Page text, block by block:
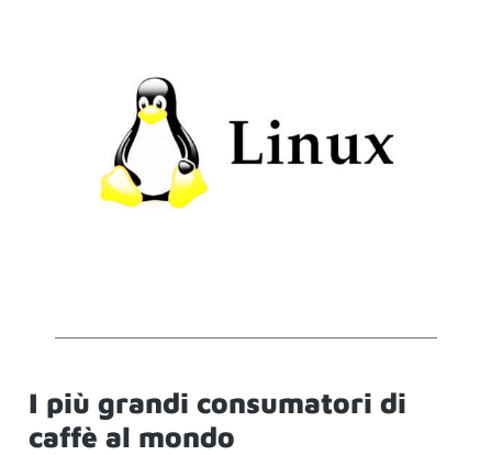
I più grandi consumatori di
caffè al mondo